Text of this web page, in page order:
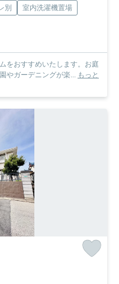
別
室内洗濯機置場
をおすすめいたします。お庭
やガーデニングが楽... もっと